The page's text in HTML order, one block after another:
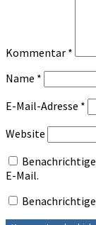
Kommentar *
Name *
E-Mail-Adresse *
Website
E-Mail.